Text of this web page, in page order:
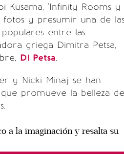
Kusama, 'Infinity Rooms y
fotos y presumir una de
entre las
griega Dimitra Petsa,
Di Petsa.
y Nicki Minaj se han
promueve la belleza